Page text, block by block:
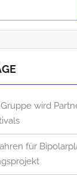
wird
für